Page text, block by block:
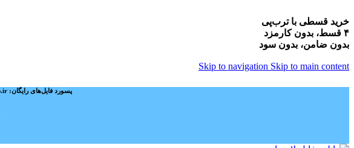
خرید قسطی با ترب‌پی
۴ قسط، بدون کارمزد
بدون ضامن، بدون سود
Skip to navigation Skip to main content
پسورد فایل‌های رایگان: mypsdshop.ir - پشتیبانی: arshiya_ag@yahoo.com